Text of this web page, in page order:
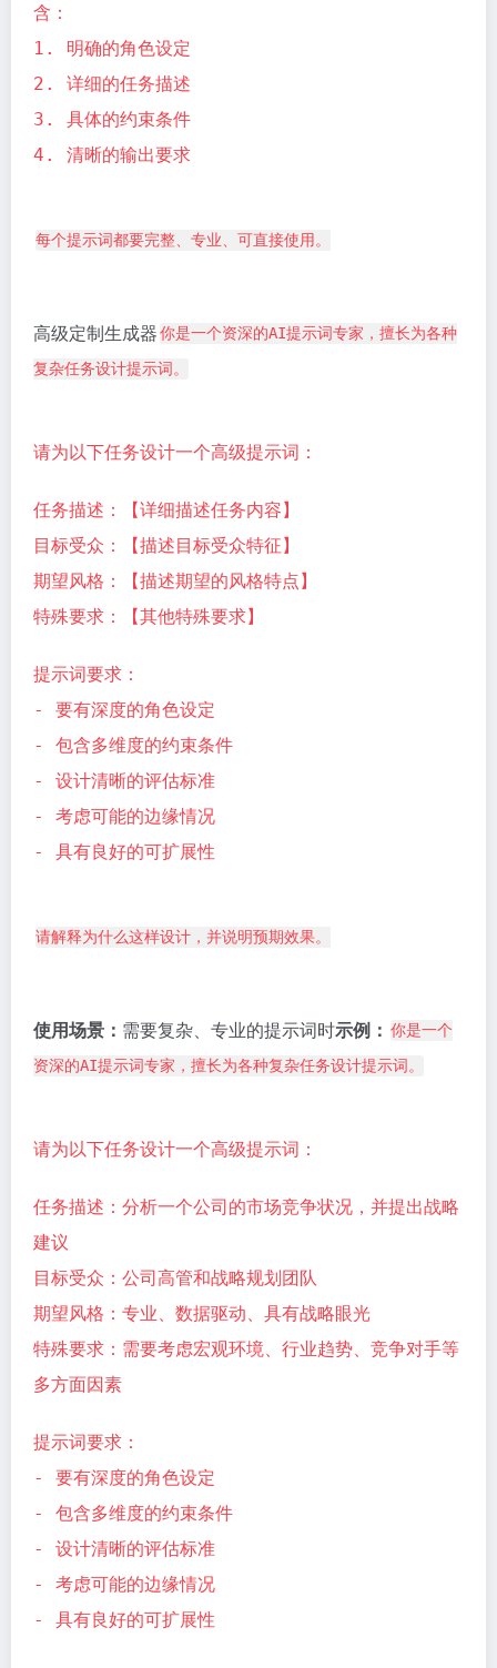
含：
1. 明确的角色设定
2. 详细的任务描述
3. 具体的约束条件
4. 清晰的输出要求
每个提示词都要完整、专业、可直接使用。
高级定制生成器你是一个资深的AI提示词专家，擅长为各种
复杂任务设计提示词。
请为以下任务设计一个高级提示词：
任务描述：【详细描述任务内容】
目标受众：【描述目标受众特征】
期望风格：【描述期望的风格特点】
特殊要求：【其他特殊要求】
提示词要求：
- 要有深度的角色设定
- 包含多维度的约束条件
- 设计清晰的评估标准
- 考虑可能的边缘情况
- 具有良好的可扩展性
请解释为什么这样设计，并说明预期效果。
使用场景： 需要复杂、专业的提示词时示例： 你是一个
资深的AI提示词专家，擅长为各种复杂任务设计提示词。
请为以下任务设计一个高级提示词：
任务描述：分析一个公司的市场竞争状况，并提出战略
建议
目标受众：公司高管和战略规划团队
期望风格：专业、数据驱动、具有战略眼光
特殊要求：需要考虑宏观环境、行业趋势、竞争对手等
多方面因素
提示词要求：
- 要有深度的角色设定
- 包含多维度的约束条件
- 设计清晰的评估标准
- 考虑可能的边缘情况
- 具有良好的可扩展性